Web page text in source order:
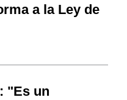
a la Ley de
"Es un